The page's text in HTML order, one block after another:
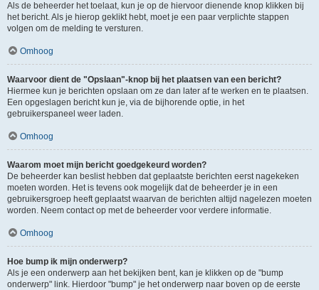
Als de beheerder het toelaat, kun je op de hiervoor dienende knop klikken bij
het bericht. Als je hierop geklikt hebt, moet je een paar verplichte stappen
volgen om de melding te versturen.
Omhoog
Waarvoor dient de "Opslaan"-knop bij het plaatsen van een bericht?
Hiermee kun je berichten opslaan om ze dan later af te werken en te plaatsen.
Een opgeslagen bericht kun je, via de bijhorende optie, in het
gebruikerspaneel weer laden.
Omhoog
Waarom moet mijn bericht goedgekeurd worden?
De beheerder kan beslist hebben dat geplaatste berichten eerst nagekeken
moeten worden. Het is tevens ook mogelijk dat de beheerder je in een
gebruikersgroep heeft geplaatst waarvan de berichten altijd nagelezen moeten
worden. Neem contact op met de beheerder voor verdere informatie.
Omhoog
Hoe bump ik mijn onderwerp?
Als je een onderwerp aan het bekijken bent, kan je klikken op de "bump
onderwerp" link. Hierdoor "bump" je het onderwerp naar boven op de eerste